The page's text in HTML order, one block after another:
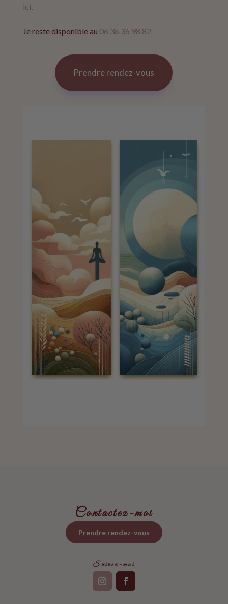
ici,
Je reste disponible au 06 36 36 98 82
Prendre rendez-vous
Contactez-moi
Prendre rendez-vous
Suivez-moi